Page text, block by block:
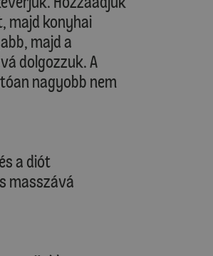
majd konyhai
majd a
dolgozzuk. A
nagyobb nem
a diót
masszává